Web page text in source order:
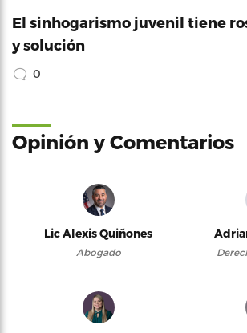
El sinhogarismo juvenil tiene
y solución
0
Opinión y Comentarios
Lic Alexis Quiñones
Abogado